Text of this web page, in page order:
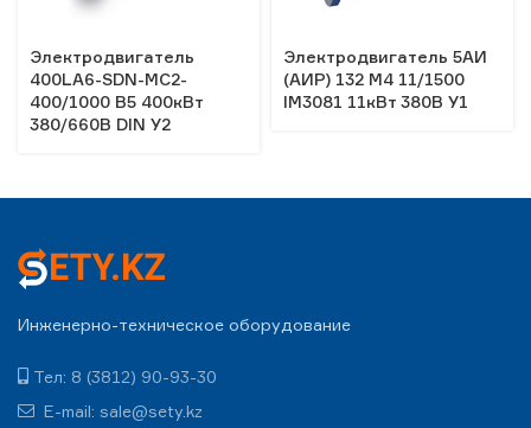
Электродвигатель
400LA6-SDN-MC2-
400/1000 B5 400кВт
380/660В DIN У2
Электродвигатель 5АИ
(АИР) 132 М4 11/1500
IM3081 11кВт 380В У1
Инженерно-техническое оборудование
Тел: 8 (3812) 90-93-30
E-mail: sale@sety.kz